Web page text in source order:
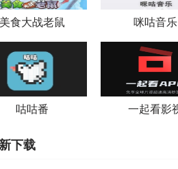
美食大战老鼠 咪咕音乐
咕咕番 一起看影
下载